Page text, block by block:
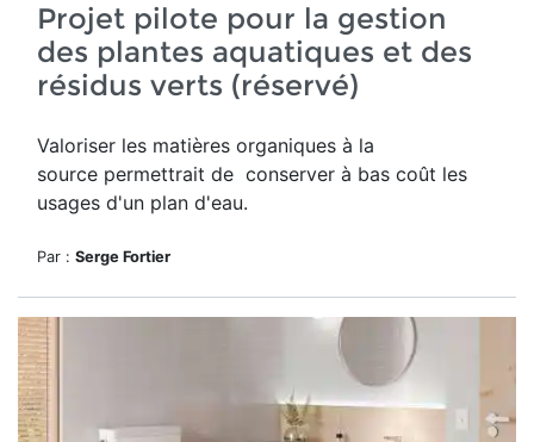
Projet pilote pour la gestion
des plantes aquatiques et des
résidus verts (réservé)
Valoriser les matières organiques à la
source permettrait de conserver à bas coût les
usages d'un plan d'eau.
Par : Serge Fortier